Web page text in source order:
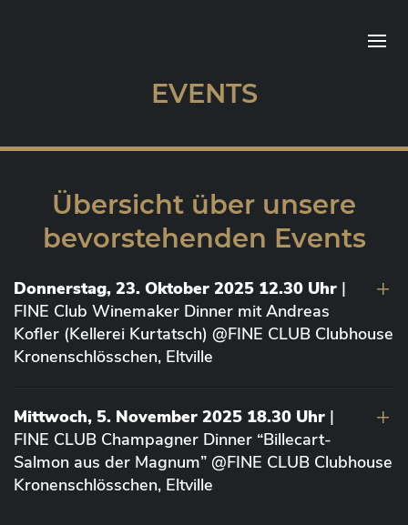
EVENTS
Übersicht über unsere
bevorstehenden Events
Donnerstag, 23. Oktober 2025 12.30 Uhr |
FINE Club Winemaker Dinner mit Andreas
Kofler (Kellerei Kurtatsch) @FINE CLUB Clubhouse
Kronenschlösschen, Eltville
Mittwoch, 5. November 2025 18.30 Uhr |
FINE CLUB Champagner Dinner “Billecart-
Salmon aus der Magnum” @FINE CLUB Clubhouse
Kronenschlösschen, Eltville